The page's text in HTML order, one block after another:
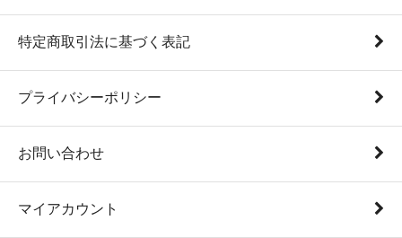
特定商取引法に基づく表記
プライバシーポリシー
お問い合わせ
マイアカウント